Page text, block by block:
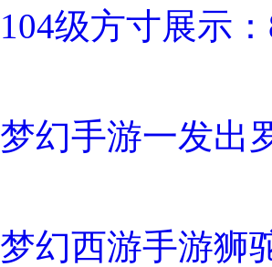
104级方寸展示
梦幻手游一发出
梦幻西游手游狮